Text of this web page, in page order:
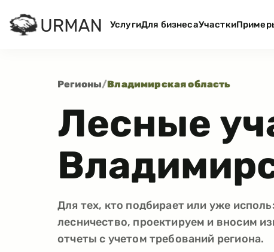
УслугиДля бизнесаУчастки
Регионы/Владимирская область
Лесные
Для тех, кто подбирает или уже
лесничество, проектируем и вносим
отчеты с учетом требований региона.